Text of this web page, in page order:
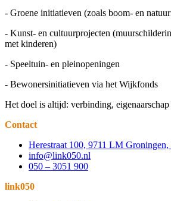
- Groene initiatieven (zoals boom- en
- Kunst- en cultuurprojecten
met kinderen)
- Speeltuin- en pleinopeningen
- Bewonersinitiatieven via het Wijkfonds
Het doel is altijd: verbinding,
Contact
Herestraat 100, 9711 LM Groningen,
info@link050.nl
050 – 3051 900
link050